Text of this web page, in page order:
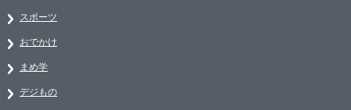
スポーツ
おでかけ
まめ学
デジもの